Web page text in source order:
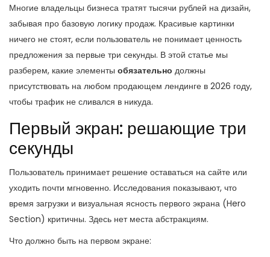
Многие владельцы бизнеса тратят тысячи рублей на дизайн,
забывая про базовую логику продаж. Красивые картинки
ничего не стоят, если пользователь не понимает ценность
предложения за первые три секунды. В этой статье мы
разберем, какие элементы обязательно должны
присутствовать на любом продающем лендинге в 2026 году,
чтобы трафик не сливался в никуда.
Первый экран: решающие три
секунды
Пользователь принимает решение оставаться на сайте или
уходить почти мгновенно. Исследования показывают, что
время загрузки и визуальная ясность первого экрана (Hero
Section) критичны. Здесь нет места абстракциям.
Что должно быть на первом экране: